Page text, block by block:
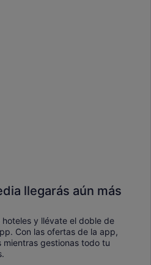
llegarás aún más
y llévate el doble de
Con las ofertas de la app,
mientras gestionas todo tu